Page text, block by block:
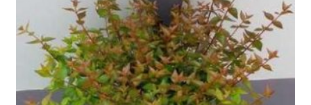
may
be
chosen
on
the
product